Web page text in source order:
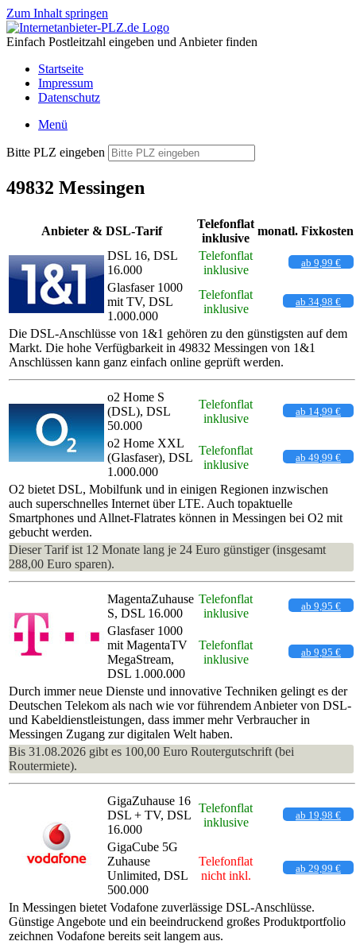
Zum Inhalt springen
Einfach Postleitzahl eingeben und Anbieter finden
Startseite
Impressum
Datenschutz
Menü
Bitte PLZ eingeben
49832 Messingen
Anbieter & DSL-Tarif
Telefonflat
inklusive
monatl. Fixkosten
DSL 16, DSL
16.000
Telefonflat
inklusive
ab 9,99 €
Glasfaser 1000
mit TV, DSL
1.000.000
Telefonflat
inklusive
ab 34,98 €
Die DSL-Anschlüsse von 1&1 gehören zu den günstigsten auf dem
Markt. Die hohe Verfügbarkeit in 49832 Messingen von 1&1
Anschlüssen kann ganz einfach online geprüft werden.
o2 Home S
(DSL), DSL
50.000
Telefonflat
inklusive
ab 14,99 €
o2 Home XXL
(Glasfaser), DSL
1.000.000
Telefonflat
inklusive
ab 49,99 €
O2 bietet DSL, Mobilfunk und in einigen Regionen inzwischen
auch superschnelles Internet über LTE. Auch topaktuelle
Smartphones und Allnet-Flatrates können in Messingen bei O2 mit
gebucht werden.
Dieser Tarif ist 12 Monate lang je 24 Euro günstiger (insgesamt
288,00 Euro sparen).
MagentaZuhause
S, DSL 16.000
Telefonflat
inklusive
ab 9,95 €
Glasfaser 1000
mit MagentaTV
MegaStream,
DSL 1.000.000
Telefonflat
inklusive
ab 9,95 €
Durch immer neue Dienste und innovative Techniken gelingt es der
Deutschen Telekom als nach wie vor führendem Anbieter von DSL-
und Kabeldienstleistungen, dass immer mehr Verbraucher in
Messingen Zugang zur digitalen Welt haben.
Bis 31.08.2026 gibt es 100,00 Euro Routergutschrift (bei
Routermiete).
GigaZuhause 16
DSL + TV, DSL
16.000
Telefonflat
inklusive
ab 19,98 €
GigaCube 5G
Zuhause
Unlimited, DSL
500.000
Telefonflat
nicht inkl.
ab 29,99 €
In Messingen bietet Vodafone zuverlässige DSL-Anschlüsse.
Günstige Angebote und ein beeindruckend großes Produktportfolio
zeichnen Vodafone bereits seit langem aus.